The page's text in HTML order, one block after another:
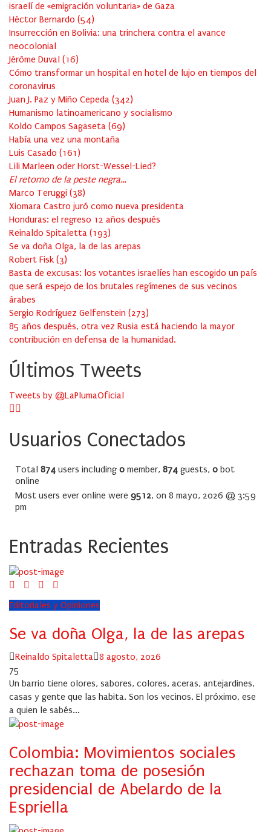
israelí de «emigración voluntaria» de Gaza
Héctor Bernardo (54)
Insurrección en Bolivia: una trinchera contra el avance
neocolonial
Jérôme Duval (16)
Cómo transformar un hospital en hotel de lujo en tiempos del
coronavirus
Juan J. Paz y Miño Cepeda (342)
Humanismo latinoamericano y socialismo
Koldo Campos Sagaseta (69)
Había una vez una montaña
Luis Casado (161 )
Lili Marleen oder Horst-Wessel-Lied?
El retorno de la peste negra…
Marco Teruggi (38)
Xiomara Castro juró como nueva presidenta
Honduras: el regreso 12 años después
Reinaldo Spitaletta (193)
Se va doña Olga, la de las arepas
Robert Fisk (3)
Basta de excusas: los votantes israelíes han escogido un país
que será espejo de los brutales regímenes de sus vecinos
árabes
Sergio Rodríguez Gelfenstein (273)
85 años después, otra vez Rusia está haciendo la mayor
contribución en defensa de la humanidad.
Últimos Tweets
Tweets by @LaPlumaOficial
Usuarios Conectados
Total 874 users including 0 member, 874 guests, 0 bot
online
Most users ever online were 9512, on 8 mayo, 2026 @ 3:59
pm
Entradas Recientes
Editoriales y Opiniones
Se va doña Olga, la de las arepas
Author
Reinaldo Spitaletta Posted
8 agosto, 2026
75
Un barrio tiene olores, sabores, colores, aceras, antejardines,
casas y gente que las habita. Son los vecinos. El próximo, ese
a quien le sabés...
Colombia: Movimientos sociales
rechazan toma de posesión
presidencial de Abelardo de la
Espriella